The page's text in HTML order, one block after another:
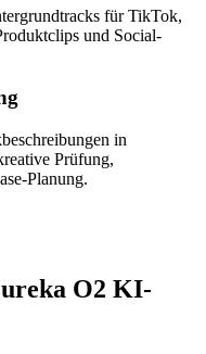
für TikTok,
und Social-
in
Prüfung,
Planung.
O2 KI-